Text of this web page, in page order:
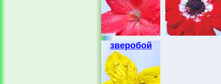
зверобой